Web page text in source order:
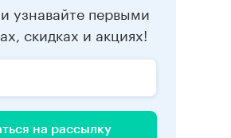
узнавайте первыми
скидках и акциях!
на рассылку